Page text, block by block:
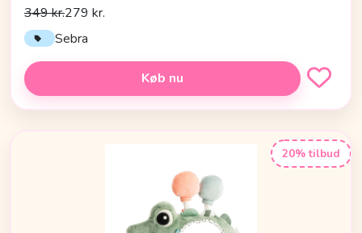
349 kr.279 kr.
Sebra
Køb nu
20% tilbud